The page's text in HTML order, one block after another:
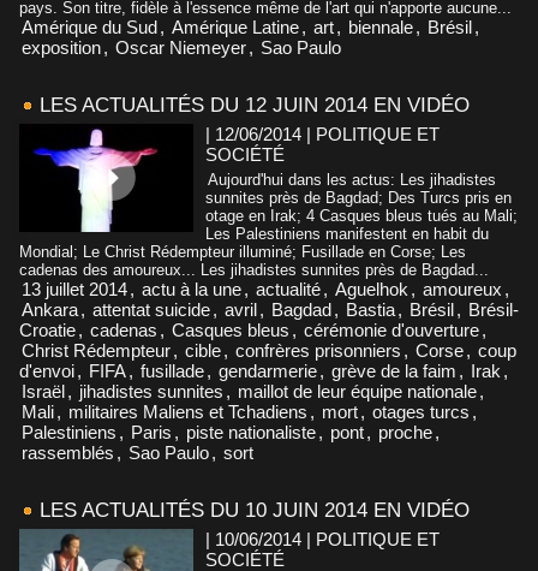
pays. Son titre, fidèle à l'essence même de l'art qui n'apporte aucune...
Amérique du Sud, Amérique Latine, art, biennale, Brésil,
exposition, Oscar Niemeyer, Sao Paulo
LES ACTUALITÉS DU 12 JUIN 2014 EN VIDÉO
| 12/06/2014 | POLITIQUE ET
SOCIÉTÉ
Aujourd'hui dans les actus: Les jihadistes
sunnites près de Bagdad; Des Turcs pris en
otage en Irak; 4 Casques bleus tués au Mali;
Les Palestiniens manifestent en habit du
Mondial; Le Christ Rédempteur illuminé; Fusillade en Corse; Les
cadenas des amoureux... Les jihadistes sunnites près de Bagdad...
13 juillet 2014, actu à la une, actualité, Aguelhok , amoureux ,
Ankara, attentat suicide, avril, Bagdad, Bastia, Brésil, Brésil-
Croatie, cadenas , Casques bleus , cérémonie d'ouverture,
Christ Rédempteur, cible, confrères prisonniers , Corse, coup
d'envoi, FIFA, fusillade, gendarmerie, grève de la faim , Irak ,
Israël, jihadistes sunnites , maillot de leur équipe nationale,
Mali, militaires Maliens et Tchadiens , mort, otages turcs ,
Palestiniens , Paris , piste nationaliste, pont, proche,
rassemblés , Sao Paulo, sort
LES ACTUALITÉS DU 10 JUIN 2014 EN VIDÉO
| 10/06/2014 | POLITIQUE ET
SOCIÉTÉ